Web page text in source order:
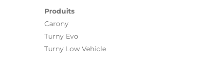
Produits
Carony
Turny Evo
Turny Low Vehicle